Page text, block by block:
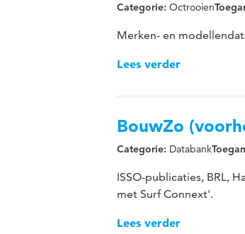
Categorie: Octrooien
Merken- en
Lees verder
BouwZo
Categorie: Databank
ISSO-publicaties, BRL,
met Surf Connext'.
Lees verder